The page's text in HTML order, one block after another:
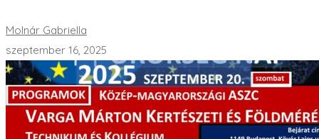
Molnár Gabriella
szeptember 16, 2025